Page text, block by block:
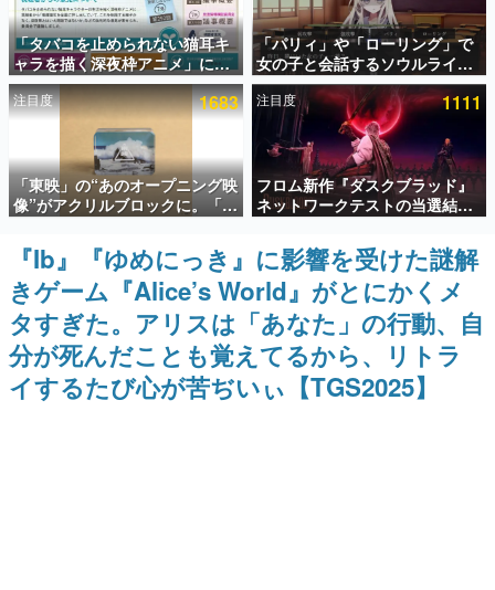
アプリセール情報
インタビュー
連載・特集一覧
殿堂入り記事
SNS拡散数が数千以上！ ページビュー数万以上！ などな
ど。多くの人々に読まれた、電ファミ渾身の“殿堂入り”記
事をまとめました。
ゲームの企画書
名作ゲームクリエイターの方々に製作時のエピソードをお
聞きし、ヒットする企画（ゲーム）とは何か？を探ってい
赫本
この物語を解いてはいけない。『赫本』は、〈試験問題〉
の形をした短編ホラー小説集です。
「タバコを止められない猫耳キ
ャラを描く深夜枠アニメ」に視
聴者の一部から批判意見。違法
薬物の使用と思しき描写も含め
て、BPOが議論を交わす
「パリィ」や「ローリング」で
女の子と会話するソウルライク
恋愛ゲーム『小早川さんはソウ
ルライク』無料公開。返事に失
敗すると「YOU DIED」
注目度 1683
「東映」の“あのオープニング映
像”がアクリルブロックに。「東
映ヒストリカル グッズコレクシ
ョン」が8月下旬より発売
注目度 1111
フロム新作『ダスクブラッド』
ネットワークテストの当選結果
が8月7日22時に発表。応募サイ
トのマイページから確認可能、
テスト実施は8月21日～24日
『Ib』『ゆめにっき』に影響を受けた謎解
きゲーム『Alice’s World』がとにかくメ
タすぎた。アリスは「あなた」の行動、自
分が死んだことも覚えてるから、リトラ
イするたび心が苦ぢいぃ【TGS2025】